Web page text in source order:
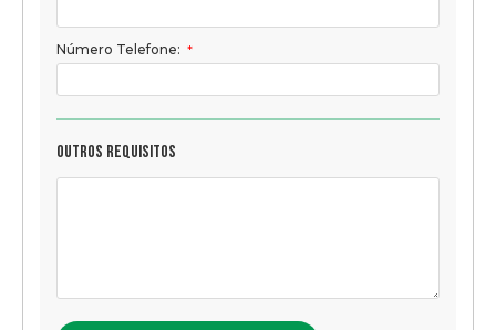
Número Telefone: *
Outros requisitos